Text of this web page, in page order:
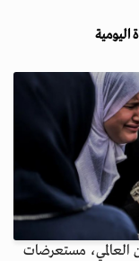
اليومية
العالمي، مستعرضات